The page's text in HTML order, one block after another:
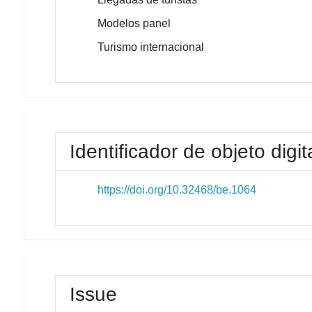
Modelos panel
Turismo internacional
Identificador de objeto
https://doi.org/10.32468/be.1064
Issue